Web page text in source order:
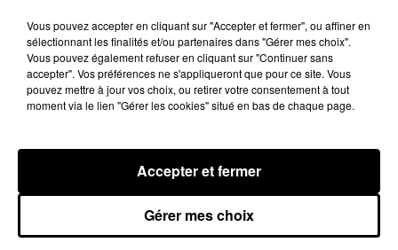
secteur de Fontaine-les-Côteaux, Montoire et Lunay.
Grâce...
LE GRAND FORMAT Voir plus
Vous pouvez accepter en cliquant sur "Accepter et fermer", ou affiner en
sélectionnant les finalités et/ou partenaires dans "Gérer mes choix".
Vous pouvez également refuser en cliquant sur "Continuer sans
accepter". Vos préférences ne s'appliqueront que pour ce site. Vous
pouvez mettre à jour vos choix, ou retirer votre consentement à tout
moment via le lien "Gérer les cookies" situé en bas de chaque page.
Gérer mes choix
Accepter et fermer